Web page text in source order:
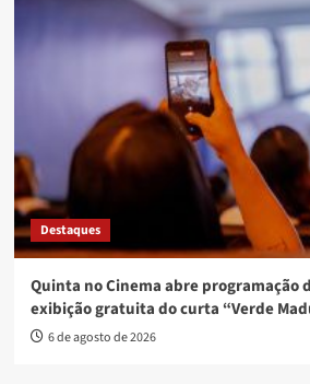
Destaques
Quinta no Cinema abre programação
exibição gratuita do curta “Verde
6 de agosto de 2026